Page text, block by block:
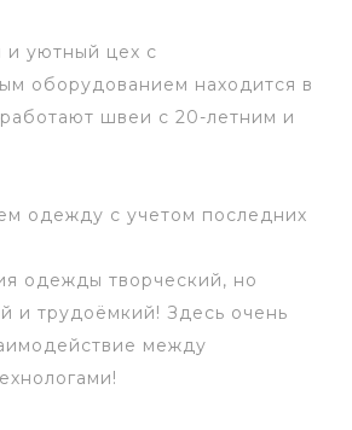
уютный цех с
оборудованием находится в
швеи с 20-летним и
одежду с учетом последних
одежды творческий, но
и трудоёмкий! Здесь очень
между